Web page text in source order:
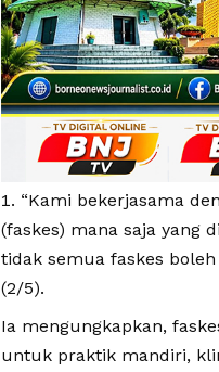
“Kami bekerjasama
(faskes) mana saja yang
tidak semua faskes
(2/5).
Ia mengungkapkan,
untuk praktik mandiri,